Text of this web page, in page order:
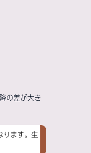
の差が大き
ります。生